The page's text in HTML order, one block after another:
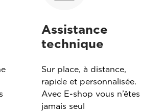
Assistance
technique
Sur place, à distance,
rapide et personnalisée.
Avec E-shop vous n’êtes
jamais seul